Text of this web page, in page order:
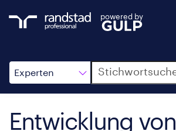
powered by
Experten
Suche
Entwicklung von